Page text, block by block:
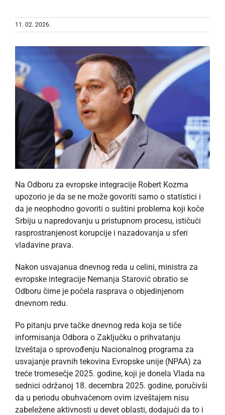
11. 02. 2026.
Na Odboru za evropske integracije Robert Kozma
upozorio je da se ne može govoriti samo o statistici i
da je neophodno govoriti o suštini problema koji koče
Srbiju u napredovanju u pristupnom procesu, ističući
rasprostranjenost korupcije i nazadovanja u sferi
vladavine prava.
Nakon usvajanua dnevnog reda u celini, ministra za
evropske integracije Nemanja Starović obratio se
Odboru čime je počela rasprava o objedinjenom
dnevnom redu.
Po pitanju prve tačke dnevnog reda koja se tiče
informisanja Odbora o Zaključku o prihvatanju
Izveštaja o sprovođenju Nacionalnog programa za
usvajanje pravnih tekovina Evropske unije (NPAA) za
treće tromesečje 2025. godine, koji je donela Vlada na
sednici održanoj 18. decembra 2025. godine, poručivši
da u periodu obuhvaćenom ovim izveštajem nisu
zabeležene aktivnosti u devet oblasti, dodajući da to i